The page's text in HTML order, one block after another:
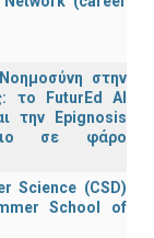
στην
το FuturEd AI
την Epignosis
σε φάρο
Science (CSD)
School of